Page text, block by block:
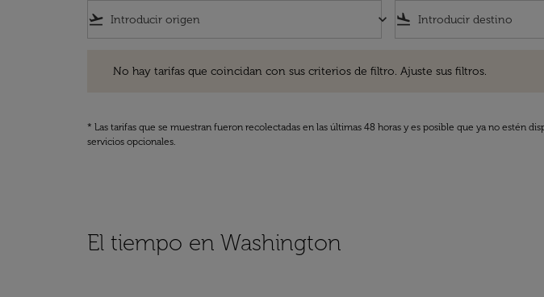
flight_takeoff keyboard_arrow_down flight_land
No hay tarifas que coincidan con sus criterios de filtro. Ajuste sus filtros.
* Las tarifas que se muestran fueron recolectadas en las últimas 48 horas y es posible que ya no estén
servicios opcionales.
El tiempo en Washington